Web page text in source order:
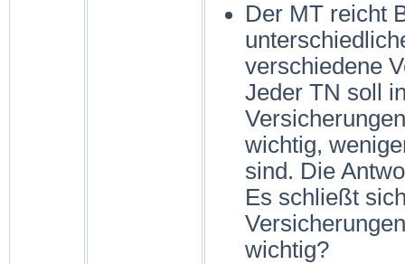
Der MT reicht
verschiedene
Jeder TN soll
wichtig,
sind. Die
Es schließt
wichtig?